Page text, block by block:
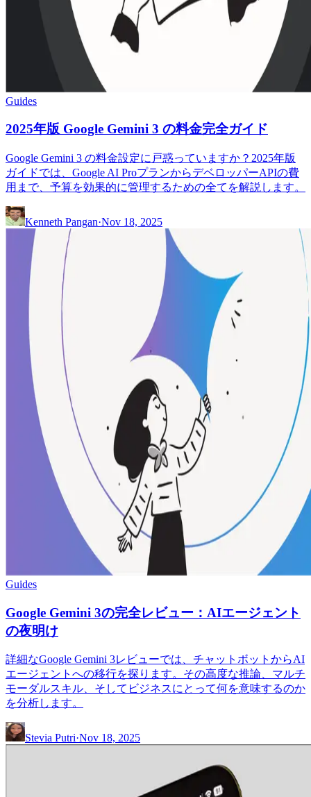
Guides
2025年版 Google Gemini 3 の料金完全ガイド
Google Gemini 3 の料金設定に戸惑っていますか？2025年版
ガイドでは、Google AI ProプランからデベロッパーAPIの費
用まで、予算を効果的に管理するための全てを解説します。
Kenneth Pangan·Nov 18, 2025
Guides
Google Gemini 3の完全レビュー：AIエージェント
の夜明け
詳細なGoogle Gemini 3レビューでは、チャットボットからAI
エージェントへの移行を探ります。その高度な推論、マルチ
モーダルスキル、そしてビジネスにとって何を意味するのか
を分析します。
Stevia Putri·Nov 18, 2025